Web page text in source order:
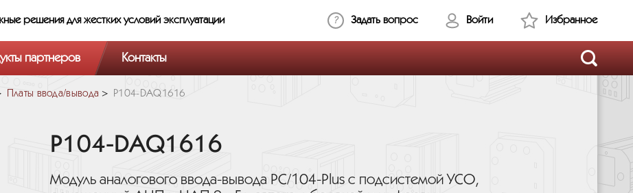
решениядля жестких условий эксплуатации Задать вопрос Войти Избранное
партнеров Контакты
Платы ввода/вывода P104-DAQ1616
P104-DAQ1616
Модуль аналогового ввода-вывода PC/104-Plus с подсистемой УСО,